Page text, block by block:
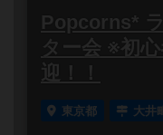
Popcorns*
ター会 ※初
迎！！
東京都 大井